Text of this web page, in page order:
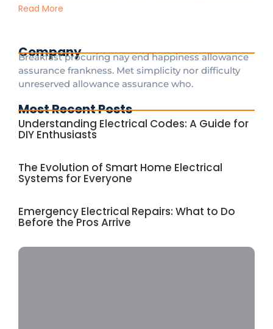
Read More
Company
Breakfast procuring nay end happiness allowance
assurance frankness. Met simplicity nor difficulty
unreserved allowance assurance who.
Most Recent Posts
Understanding Electrical Codes: A Guide for
DIY Enthusiasts
The Evolution of Smart Home Electrical
Systems for Everyone
Emergency Electrical Repairs: What to Do
Before the Pros Arrive